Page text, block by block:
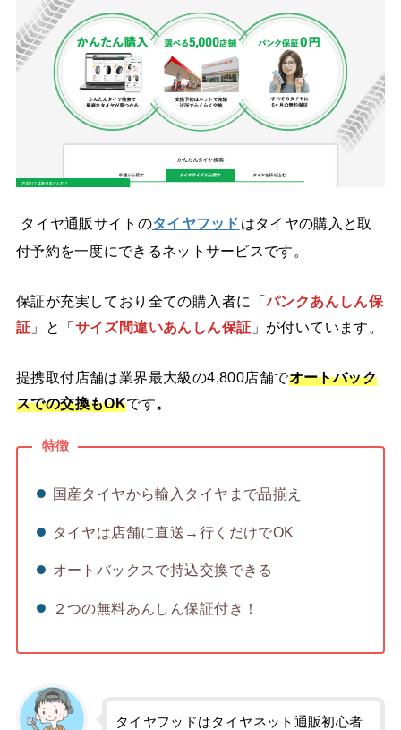
タイヤ通販サイトのタイヤフッド はタイヤの購入と取
付予約を一度にできるネットサービスです。
保証が充実 しており全ての購入者に「パンクあんしん保
証 」と「 サイズ間違いあんしん保証 」が付いています。
提携取付店舗は業界最大級の4,800店舗でオートバック
スでの交換もOKです。
特徴
国産タイヤから輸入タイヤまで品揃え
タイヤは店舗に直送→行くだけでOK
オートバックスで持込交換できる
２つの無料あんしん保証付き！
タイヤフッドはタイヤネット通販初心者